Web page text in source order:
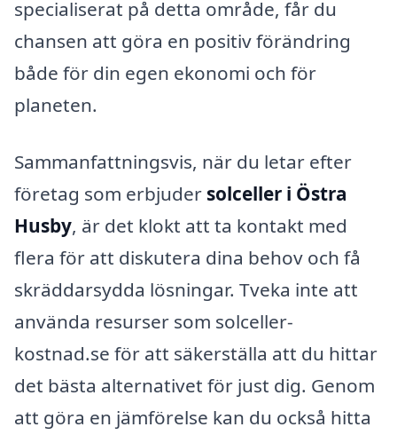
specialiserat på detta område, får du
chansen att göra en positiv förändring
både för din egen ekonomi och för
planeten.
Sammanfattningsvis, när du letar efter
företag som erbjuder solceller i Östra
Husby, är det klokt att ta kontakt med
flera för att diskutera dina behov och få
skräddarsydda lösningar. Tveka inte att
använda resurser som solceller-
kostnad.se för att säkerställa att du hittar
det bästa alternativet för just dig. Genom
att göra en jämförelse kan du också hitta